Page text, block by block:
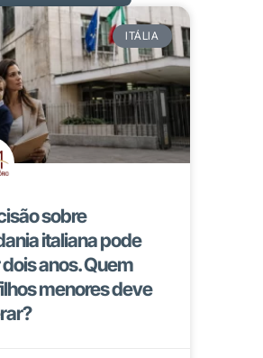
ITÁLIA
sobre
italiana pode
anos. Quem
menores deve